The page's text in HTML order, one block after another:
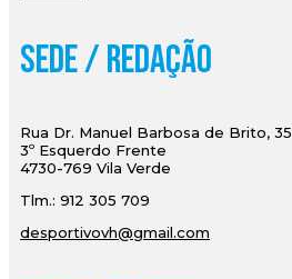
Sede / Redação
Rua Dr. Manuel Barbosa de Brito, 35
3º Esquerdo Frente
4730-769 Vila Verde
Tlm.: 912 305 709
desportivovh@gmail.com